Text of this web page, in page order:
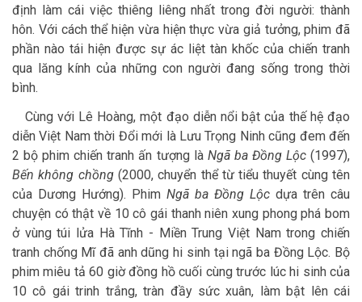
định làm cái việc thiêng liêng nhất trong đời người: thành
hôn. Với cách thể hiện vừa hiện thực vừa giả tưởng, phim đã
phần nào tái hiện được sự ác liệt tàn khốc của chiến tranh
qua lăng kính của những con người đang sống trong thời
bình.
Cùng với Lê Hoàng, một đạo diễn nổi bật của thế hệ đạo
diễn Việt Nam thời Đổi mới là Lưu Trọng Ninh cũng đem đến
2 bộ phim chiến tranh ấn tượng là Ngã ba Đồng Lộc(1997),
Bến không chồng (2000, chuyển thể từ tiểu thuyết cùng tên
của Dương Hướng). Phim Ngã ba Đồng Lộc dựa trên câu
chuyện có thật về 10 cô gái thanh niên xung phong phá bom
ở vùng túi lửa Hà Tĩnh - Miền Trung Việt Nam trong chiến
tranh chống Mĩ đã anh dũng hi sinh tại ngã ba Đồng Lộc. Bộ
phim miêu tả 60 giờ đồng hồ cuối cùng trước lúc hi sinh của
10 cô gái trinh trắng, tràn đầy sức xuân, làm bật lên cái